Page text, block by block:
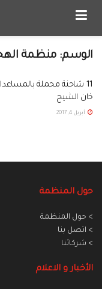
الوسم: منظمة
11 شاحنة محملة
خان الشيح
أبريل 4, 2017
حول المنظمة
> حول المنظمة
> اتصل بنا
> شركائنا
الأخبار و الاعلام